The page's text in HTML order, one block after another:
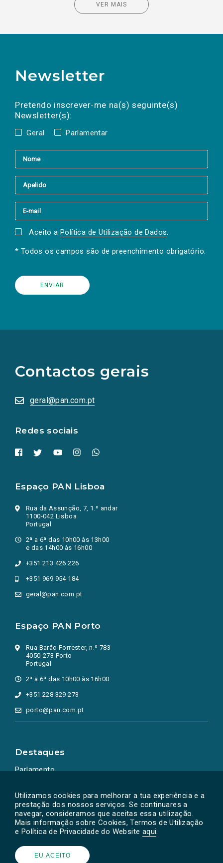
Utilizamos cookies para melhorar a tua experiência e a
prestação dos nossos serviços. Se continuares a
navegar, consideramos que aceitas essa utilização.
Mais informação sobre Cookies, Termos de Utilização
e Política de Privacidade do Website aqui.
EU ACEITO
VER MAIS
Newsletter
Pretendo inscrever-me na(s) seguinte(s)
Newsletter(s):
Geral Parlamentar
a(s) newsletter(s).
mail
Aceito a Política de Utilização de Dados.
* Todos os campos são de preenchimento obrigatório.
Contactos gerais
geral@pan.com.pt
Redes sociais
redes
sociais
numa
nova
Espaço PAN Lisboa
Rua da Assunção, 7, 1.º andar
1100-042 Lisboa
Portugal
2ª a 6ª das 10h00 às 13h00
e das 14h00 às 16h00
+351 213 426 226
+351 969 954 184
geral@pan.com.pt
Espaço PAN Porto
Rua Barão Forrester, n.º 783
4050-273 Porto
Portugal
2ª a 6ª das 10h00 às 16h00
+351 228 329 273
porto@pan.com.pt
Destaques
Parlamento
Powered by © PAN 2026